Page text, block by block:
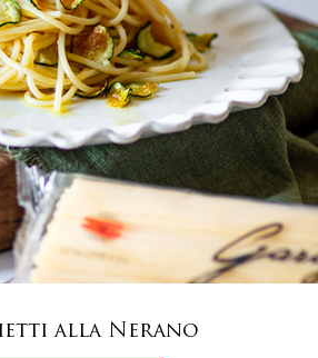
alla Nerano